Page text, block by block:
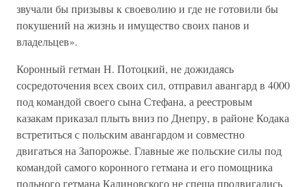
звучали бы призывы к своеволию и где не готовили бы
покушений на жизнь и имущество своих панов и
владельцев».
Коронный гетман Н. Потоцкий, не дожидаясь
сосредоточения всех своих сил, отправил авангард в 4000
под командой своего сына Стефана, а реестровым
казакам приказал плыть вниз по Днепру, в районе Кодака
встретиться с польским авангардом и совместно
двигаться на Запорожье. Главные же польские силы под
командой самого коронного гетмана и его помощника
польного гетмана Калиновского не спеша продвигались